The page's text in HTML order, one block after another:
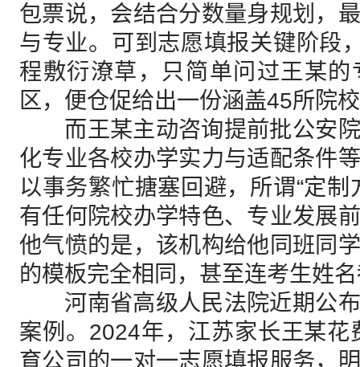
包票说，会结合分数量身规划，
与专业。可到志愿填报关键阶段
程敷衍潦草，只简单问过王某
区，便仓促给出一份涵盖45所院
而王某主动咨询提前批公安院
化专业各校办学实力与适配条件
以事务繁忙搪塞回避，所谓“定
有任何院校办学特色、专业发展
他气愤的是，该机构给他同班同
的模板完全相同，甚至连考生姓
河南省高级人民法院近期公布
案例。2024年，江苏家长王某
育公司的一对一志愿填报服务，